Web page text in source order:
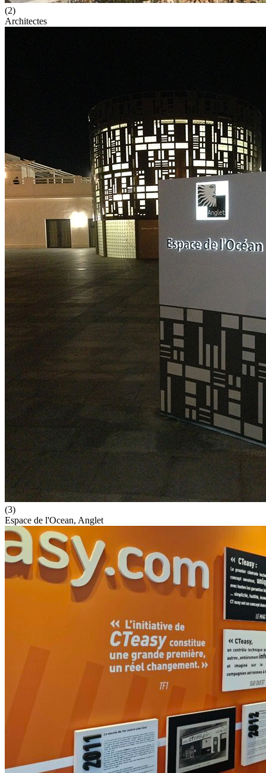
(2)
Architectes
(3)
Espace de l'Ocean, Anglet